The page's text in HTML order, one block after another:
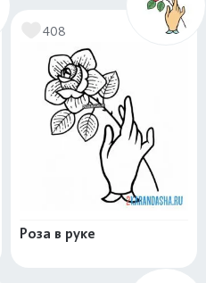
408
Роза в руке